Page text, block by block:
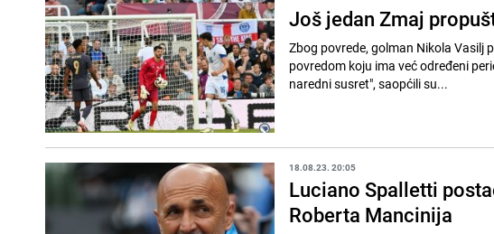
Još jedan Zmaj
Zbog povrede, golman Nikola Vasilj
povredom koju ima već određeni
naredni susret", saopćili su...
18.08.23. 20:05
Luciano Spalletti
Roberta Mancinija